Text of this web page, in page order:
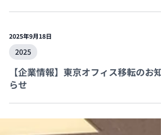
2025年9月18日
2025
【企業情報】東京オフィス移転のお知
らせ